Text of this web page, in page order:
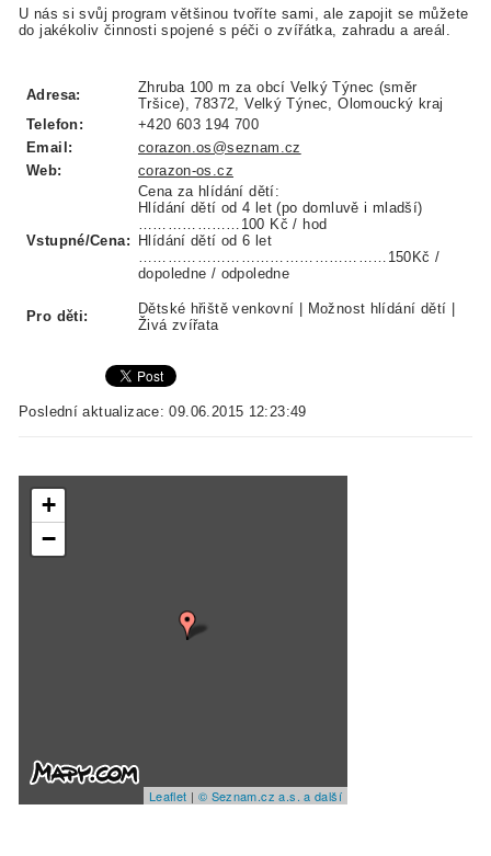
U nás si svůj program většinou tvoříte sami, ale zapojit se můžete
do jakékoliv činnosti spojené s péči o zvířátka, zahradu a areál.
Adresa:
Zhruba 100 m za obcí Velký Týnec (směr
Tršice), 78372, Velký Týnec, Olomoucký kraj
Telefon:
+420 603 194 700
Email:
corazon.os@seznam.cz
Web:
corazon-os.cz
Vstupné/Cena:
Cena za hlídání dětí:
Hlídání dětí od 4 let (po domluvě i mladší)
…………………100 Kč / hod
Hlídání dětí od 6 let
……………………………………………150Kč /
dopoledne / odpoledne
Pro děti:
Dětské hřiště venkovní | Možnost hlídání dětí |
Živá zvířata
Poslední aktualizace: 09.06.2015 12:23:49
+
−
Leaflet | © Seznam.cz a.s. a další